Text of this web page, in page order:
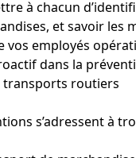
à chacun
et savoir les
vos employés
dans la
transports routiers
s’adressent à